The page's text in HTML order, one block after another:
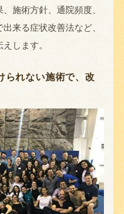
施術方針、通院頻度、
来る症状改善法など、
します。
られない施術で、改